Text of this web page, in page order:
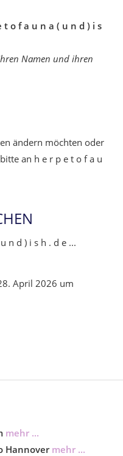
o f a u n a ( u n d ) i s
Namen und ihren
ändern möchten oder
an h e r p e t o f a u
n d ) i s h . d e ...
April 2026 um
mehr ...
Hannover mehr ...